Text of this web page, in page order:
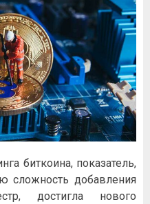
биткоина, показатель,
сложность добавления
достигла нового